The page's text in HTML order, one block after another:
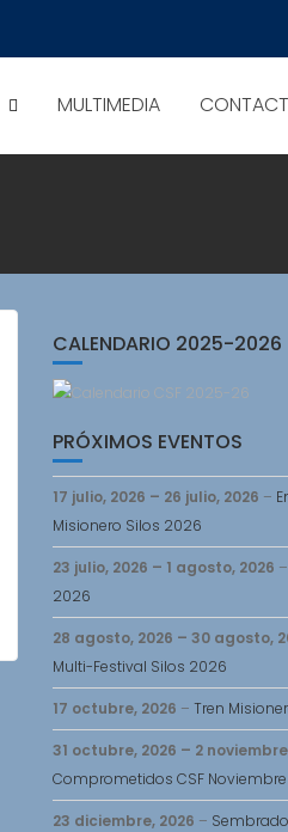
MULTIMEDIA
CALENDARIO 2025-2026
PRÓXIMOS EVENTOS
17 julio, 2026 – 26 julio, 2026 –
Misionero Silos 2026
23 julio, 2026 – 1 agosto, 2026 –
2026
28 agosto, 2026 – 30 agosto,
Multi-Festival Silos 2026
17 octubre, 2026 – Tren
31 octubre, 2026 – 2
Comprometidos CSF
23 diciembre, 2026 –